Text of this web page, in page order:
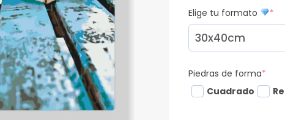
Elige tu formato *
Piedras de forma*
Cuadrado